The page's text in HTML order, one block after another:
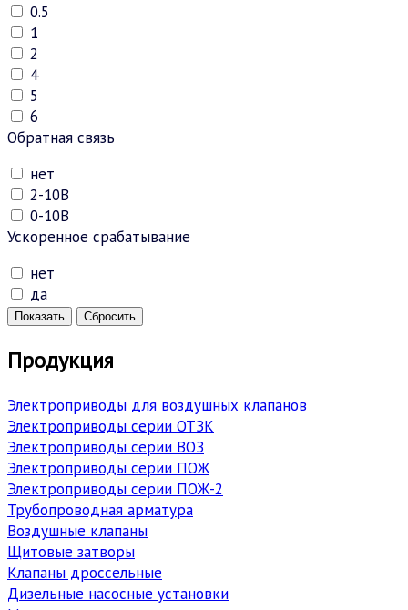
0.5
1
2
4
5
6
Обратная связь
нет
2-10В
0-10В
Ускоренное срабатывание
нет
да
Показать Сбросить
Продукция
Электроприводы для воздушных клапанов
Электроприводы серии ОТЗК
Электроприводы серии ВОЗ
Электроприводы серии ПОЖ
Электроприводы серии ПОЖ-2
Трубопроводная арматура
Воздушные клапаны
Щитовые затворы
Клапаны дроссельные
Дизельные насосные установки